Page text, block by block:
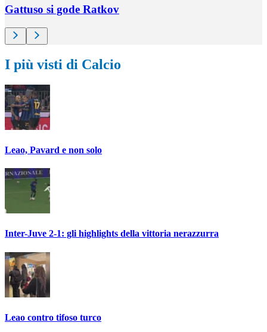
Gattuso si gode Ratkov
I più visti di Calcio
Leao, Pavard e non solo
Inter-Juve 2-1: gli highlights della vittoria nerazzurra
Leao contro tifoso turco